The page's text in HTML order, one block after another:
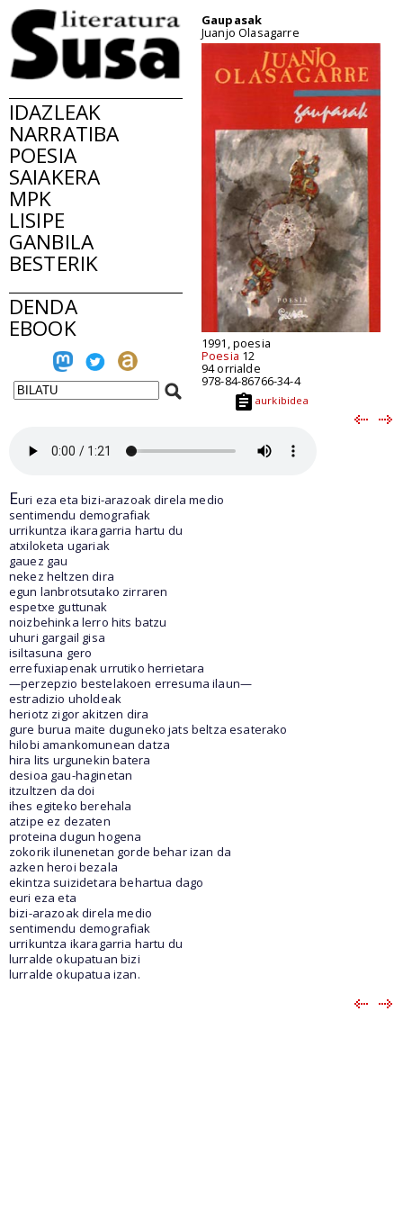
IDAZLEAK
NARRATIBA
POESIA
SAIAKERA
MPK
LISIPE
GANBILA
BESTERIK
DENDA
EBOOK
Gaupasak
Juanjo Olasagarre
1991, poesia
Poesia 12
94 orrialde
978-84-86766-34-4
aurkibidea
Euri eza eta bizi-arazoak direla medio
sentimendu demografiak
urrikuntza ikaragarria hartu du
atxiloketa ugariak
gauez gau
nekez heltzen dira
egun lanbrotsutako zirraren
espetxe guttunak
noizbehinka lerro hits batzu
uhuri gargail gisa
isiltasuna gero
errefuxiapenak urrutiko herrietara
—perzepzio bestelakoen erresuma ilaun—
estradizio uholdeak
heriotz zigor akitzen dira
gure burua maite duguneko jats beltza esaterako
hilobi amankomunean datza
hira lits urgunekin batera
desioa gau-haginetan
itzultzen da doi
ihes egiteko berehala
atzipe ez dezaten
proteina dugun hogena
zokorik ilunenetan gorde behar izan da
azken heroi bezala
ekintza suizidetara behartua dago
euri eza eta
bizi-arazoak direla medio
sentimendu demografiak
urrikuntza ikaragarria hartu du
lurralde okupatuan bizi
lurralde okupatua izan.